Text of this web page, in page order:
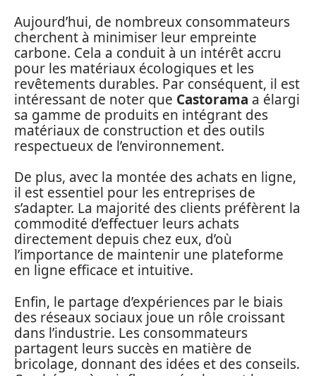
Aujourd’hui, de nombreux consommateurs
cherchent à minimiser leur empreinte
carbone. Cela a conduit à un intérêt accru
pour les matériaux écologiques et les
revêtements durables. Par conséquent, il est
intéressant de noter que Castorama a élargi
sa gamme de produits en intégrant des
matériaux de construction et des outils
respectueux de l’environnement.
De plus, avec la montée des achats en ligne,
il est essentiel pour les entreprises de
s’adapter. La majorité des clients préfèrent la
commodité d’effectuer leurs achats
directement depuis chez eux, d’où
l’importance de maintenir une plateforme
en ligne efficace et intuitive.
Enfin, le partage d’expériences par le biais
des réseaux sociaux joue un rôle croissant
dans l’industrie. Les consommateurs
partagent leurs succès en matière de
bricolage, donnant des idées et des conseils.